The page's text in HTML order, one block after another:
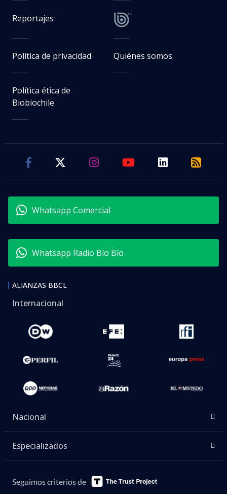
Reportajes
Política de privacidad Quiénes somos
Política ética de
Biobiochile
Whatsapp Comercial
Whatsapp Radio Bío Bío
ALIANZAS BBCL
Internacional
Nacional
Especializados
Seguimos criterios de